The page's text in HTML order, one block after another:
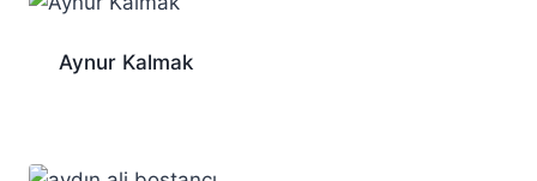
Aynur Kalmak